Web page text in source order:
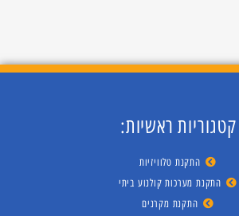
קטגוריות ראשיות:
התקנת טלוויזיות
התקנת מערכות קולנוע ביתי
התקנת מקרנים